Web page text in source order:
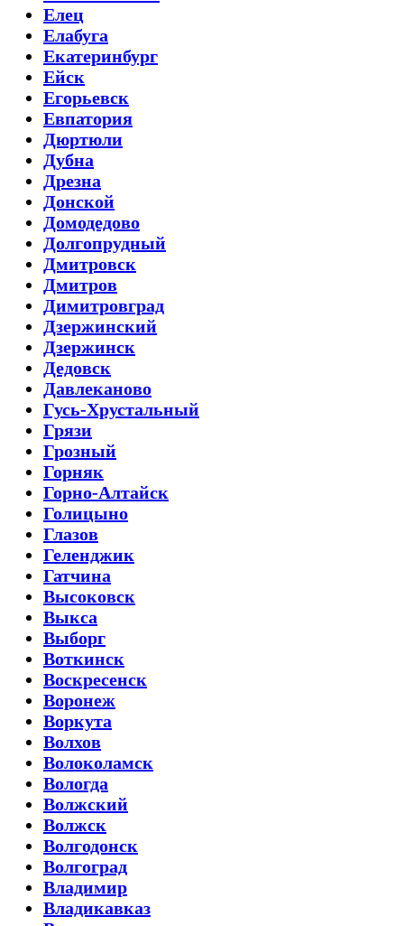
Елец
Елабуга
Екатеринбург
Ейск
Егорьевск
Евпатория
Дюртюли
Дубна
Дрезна
Донской
Домодедово
Долгопрудный
Дмитровск
Дмитров
Димитровград
Дзержинский
Дзержинск
Дедовск
Давлеканово
Гусь-Хрустальный
Грязи
Грозный
Горняк
Горно-Алтайск
Голицыно
Глазов
Геленджик
Гатчина
Высоковск
Выкса
Выборг
Воткинск
Воскресенск
Воронеж
Воркута
Волхов
Волоколамск
Вологда
Волжский
Волжск
Волгодонск
Волгоград
Владимир
Владикавказ